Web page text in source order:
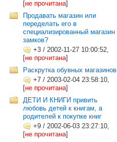
[не прочитана]
Продавать магазин или
переделать его в
специализированный магазин
замков?
+3 / 2002-11-27 10:00:52,
[не прочитана]
Раскрутка обувных магазинов
+7 / 2003-02-04 23:58:10,
[не прочитана]
ДЕТИ И КНИГИ привить
любовь детей к книгам, а
родителей к покупке книг
+9 / 2002-06-03 23:27:10,
[не прочитана]